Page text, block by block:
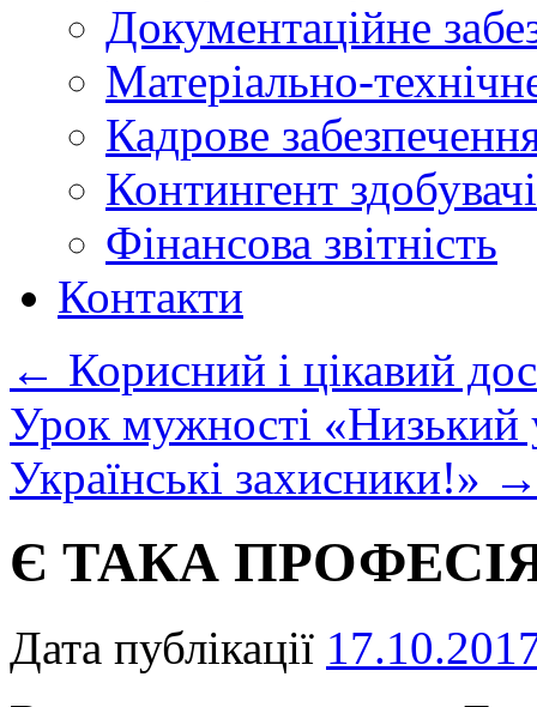
Документаційне
Матеріально-
Кадрове
Контингент
Фінансова звітність
Контакти
← Корисний і цікавий
Урок мужності
Українські захисники!»
Є ТАКА
Дата публікації